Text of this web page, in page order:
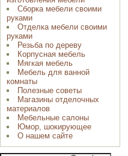
Сборка мебели своими
руками
Отделка мебели своими
руками
Резьба по дереву
Корпусная мебель
Мягкая мебель
Мебель для ванной
комнаты
Полезные советы
Магазины отделочных
материалов
Мебельные салоны
Юмор, шокирующее
О нашем сайте